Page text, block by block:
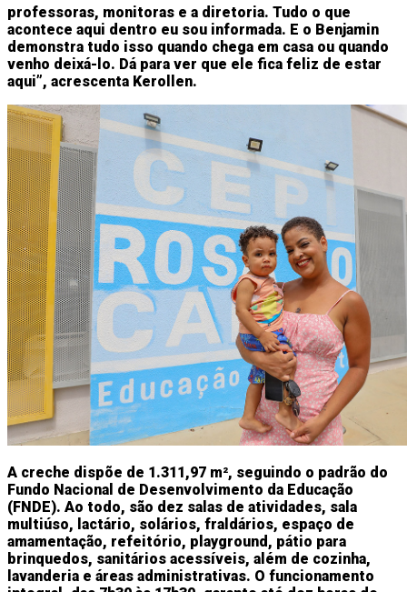
professoras, monitoras e a diretoria. Tudo o que
acontece aqui dentro eu sou informada. E o Benjamin
demonstra tudo isso quando chega em casa ou quando
venho deixá-lo. Dá para ver que ele fica feliz de estar
aqui”, acrescenta Kerollen.
A creche dispõe de 1.311,97 m², seguindo o padrão do
Fundo Nacional de Desenvolvimento da Educação
(FNDE). Ao todo, são dez salas de atividades, sala
multiúso, lactário, solários, fraldários, espaço de
amamentação, refeitório, playground, pátio para
brinquedos, sanitários acessíveis, além de cozinha,
lavanderia e áreas administrativas. O funcionamento